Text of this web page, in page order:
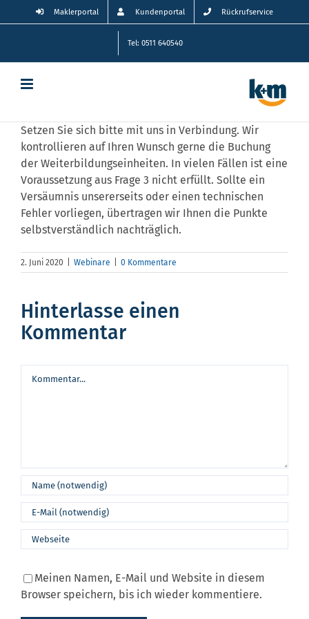
Inhalt
Maklerportal Kundenportal Rückrufservice
Tel: 0511 640540
Setzen Sie sich bitte mit uns in Verbindung. Wir
kontrollieren auf Ihren Wunsch gerne die Buchung
der Weiterbildungseinheiten. In vielen Fällen ist eine
Voraussetzung aus Frage 3 nicht erfüllt. Sollte ein
Versäumnis unsererseits oder einen technischen
Fehler vorliegen, übertragen wir Ihnen die Punkte
selbstverständlich nachträglich.
2. Juni 2020 Webinare 0 Kommentare
Hinterlasse einen
Kommentar
Meinen Namen, E-Mail und Website in diesem
Browser speichern, bis ich wieder kommentiere.